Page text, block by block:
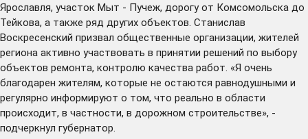
Ярославля, участок Мыт - Пучеж, дорогу от Комсомольска до
Тейкова, а также ряд других объектов. Станислав
Воскресенский призвал общественные организации, жителей
региона активно участвовать в принятии решений по выбору
объектов ремонта, контролю качества работ. «Я очень
благодарен жителям, которые не остаются равнодушными и
регулярно информируют о том, что реально в области
происходит, в частности, в дорожном строительстве», -
подчеркнул губернатор.